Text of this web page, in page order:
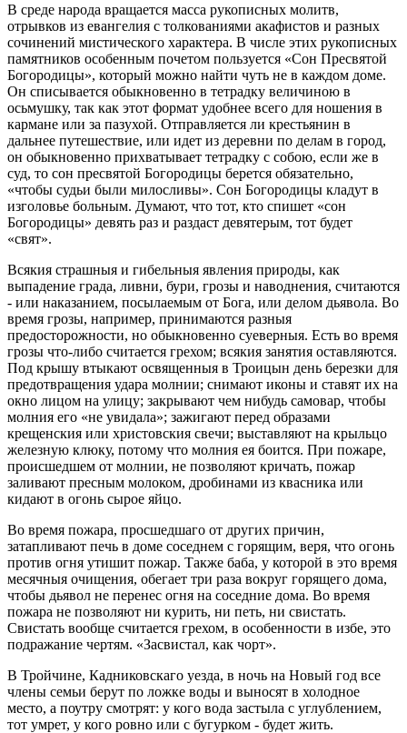
В среде народа вращается масса рукописных молитв,
отрывков из евангелия с толкованиями акафистов и разных
сочинений мистического характера. В числе этих рукописных
памятников особенным почетом пользуется «Сон Пресвятой
Богородицы», который можно найти чуть не в каждом доме.
Он списывается обыкновенно в тетрадку величиною в
осьмушку, так как этот формат удобнее всего для ношения в
кармане или за пазухой. Отправляется ли крестьянин в
дальнее путешествие, или идет из деревни по делам в город,
он обыкновенно прихватывает тетрадку с собою, если же в
суд, то сон пресвятой Богородицы берется обязательно,
«чтобы судьи были милосливы». Сон Богородицы кладут в
изголовье больным. Думают, что тот, кто спишет «сон
Богородицы» девять раз и раздаст девятерым, тот будет
«свят».
Всякия страшныя и гибельныя явления природы, как
выпадение града, ливни, бури, грозы и наводнения, считаются
- или наказанием, посылаемым от Бога, или делом дьявола. Во
время грозы, например, принимаются разныя
предосторожности, но обыкновенно суеверныя. Есть во время
грозы что-либо считается грехом; всякия занятия оставляются.
Под крышу втыкают освященныя в Троицын день березки для
предотвращения удара молнии; снимают иконы и ставят их на
окно лицом на улицу; закрывают чем нибудь самовар, чтобы
молния его «не увидала»; зажигают перед образами
крещенския или христовския свечи; выставляют на крыльцо
железную клюку, потому что молния ея боится. При пожаре,
происшедшем от молнии, не позволяют кричать, пожар
заливают пресным молоком, дробинами из квасника или
кидают в огонь сырое яйцо.
Во время пожара, просшедшаго от других причин,
затапливают печь в доме соседнем с горящим, веря, что огонь
против огня утишит пожар. Также баба, у которой в это время
месячныя очищения, обегает три раза вокруг горящего дома,
чтобы дьявол не перенес огня на соседние дома. Во время
пожара не позволяют ни курить, ни петь, ни свистать.
Свистать вообще считается грехом, в особенности в избе, это
подражание чертям. «Засвистал, как чорт».
В Тройчине, Кадниковскаго уезда, в ночь на Новый год все
члены семьи берут по ложке воды и выносят в холодное
место, а поутру смотрят: у кого вода застыла с углублением,
тот умрет, у кого ровно или с бугурком - будет жить.